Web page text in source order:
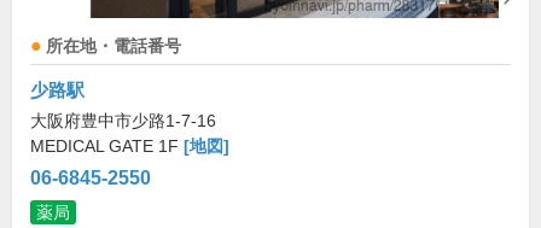
所在地・電話番号
少路駅
大阪府豊中市少路1-7-16
MEDICAL GATE 1F [地図]
06-6845-2550
薬局